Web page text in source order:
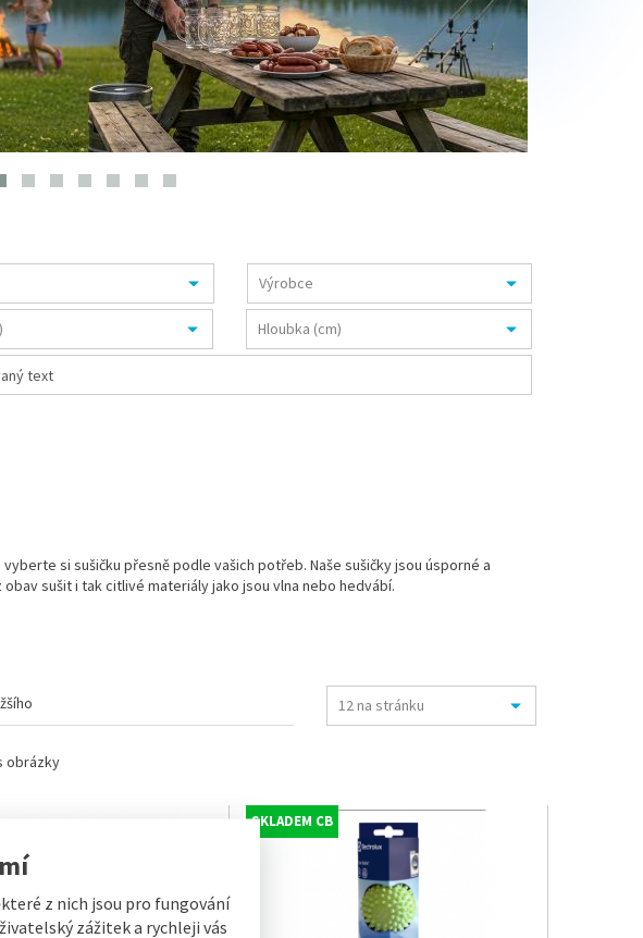
z nich jsou pro fungování
zážitek a rychleji vás
si sušičku přesně podle vašich potřeb. Naše sušičky jsou úsporné a
sušit i tak citlivé materiály jako jsou vlna nebo hedvábí.
obrázky
SKLADEM CB